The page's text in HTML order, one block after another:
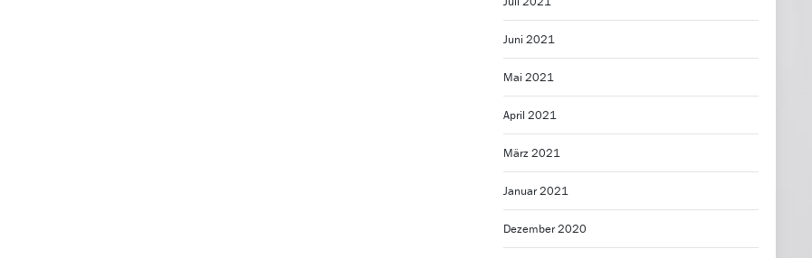
Juni 2021
Mai 2021
April 2021
März 2021
Januar 2021
Dezember 2020